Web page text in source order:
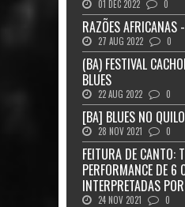
01 DEC 2022 0
RAZÕES AFRICANAS
27 AUG 2022 0
(BA) FESTIVAL
BLUES
22 AUG 2022 0
[BA] BLUES NO
28 NOV 2021 0
FEITURA DE CANTO:
PERFORMANCE DE 6
INTERPRETADAS
24 NOV 2021 0